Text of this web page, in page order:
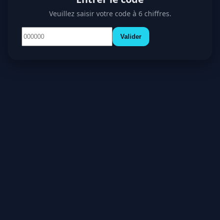
Veuillez saisir votre code à 6 chiffres.
Valider